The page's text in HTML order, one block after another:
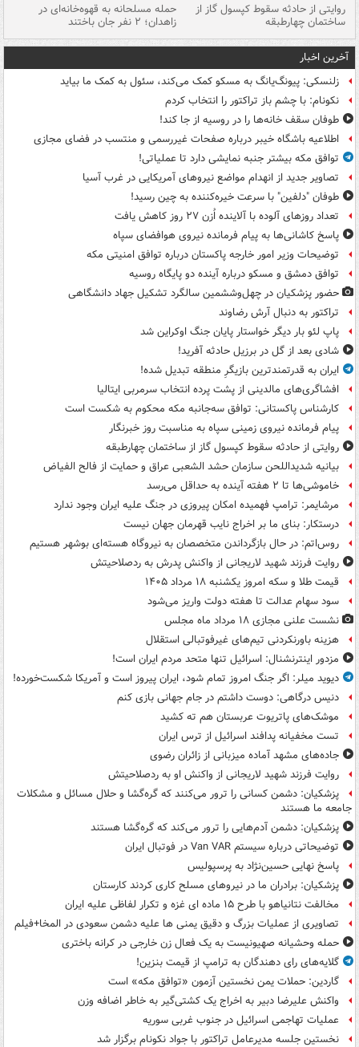
روایتی از حادثه سقوط کپسول گاز از
ساختمان چهارطبقه
حمله مسلحانه به قهوه‌خانه‌ای در
زاهدان؛ ۲ نفر جان باختند
آخرین اخبار
زلنسکی: پیونگ‌یانگ به مسکو کمک می‌کند، سئول به کمک ما بیاید
نکونام: با چشم باز تراکتور را انتخاب کردم
طوفان سقف خانه‌ها را در روسیه از جا ‌کند!
اطلاعیه باشگاه خیبر درباره صفحات غیررسمی و منتسب در فضای مجازی
توافق مکه بیشتر جنبه نمایشی دارد تا عملیاتی!
تصاویر جدید از انهدام مواضع نیروهای آمریکایی در غرب آسیا
طوفان "دلفین" با سرعت خیره‌کننده به چین رسید!
تعداد روزهای آلوده با آلاینده اُزن ۲۷ روز کاهش یافت
پاسخ کاشانی‌ها به پیام فرمانده نیروی هوافضای سپاه
توضیحات وزیر امور خارجه پاکستان درباره توافق امنیتی مکه
توافق دمشق و مسکو درباره آینده دو پایگاه روسیه
حضور پزشکیان در چهل‌وششمین سالگرد تشکیل جهاد دانشگاهی
تراکتور به دنبال آرش رضاوند
پاپ لئو بار دیگر خواستار پایان جنگ اوکراین شد
شادی بعد از گل در برزیل حادثه آفرید!
ایران به قدرتمندترین بازیگرِ منطقه تبدیل شده!
افشاگری‌های مالدینی از پشت پرده انتخاب سرمربی ایتالیا
کارشناس پاکستانی: توافق سه‌جانبه مکه محکوم به شکست است
پیام فرمانده نیروی زمینی سپاه به مناسبت روز خبرنگار
روایتی از حادثه سقوط کپسول گاز از ساختمان چهارطبقه
بیانیه شدیداللحن سازمان حشد الشعبی عراق و حمایت از فالح الفیاض
خاموشی‌ها تا ۲ هفته آینده به حداقل می‌رسد
مرشایمر: ترامپ فهمیده امکان پیروزی در جنگ علیه ایران وجود ندارد
درستکار: بنای ما بر اخراج نایب قهرمان جهان نیست
روس‌اتم: در حال بازگرداندن متخصصان به نیروگاه هسته‌ای بوشهر هستیم
روایت فرزند شهید لاریجانی از واکنش پدرش به ردصلاحیتش
قیمت طلا و سکه امروز یکشنبه ۱۸ مرداد ۱۴۰۵
سود سهام عدالت تا هفته دولت واریز می‌شود
نشست علنی مجازی ۱۸ مرداد ماه مجلس
هزینه باورنکردنی تیم‌های غیرفوتبالی استقلال
مزدور اینترنشنال: اسرائیل تنها متحد مردم ایران است!
دیوید میلر: اگر جنگ امروز تمام شود، ایران پیروز است و آمریکا شکست‌خورده!
دنیس درگاهی: دوست داشتم در جام جهانی بازی کنم
موشک‌های پاتریوت عربستان هم ته‌ کشید
تست مخفیانه پدافند اسرائیل از ترس ایران
جاده‌های مشهد آماده میزبانی از زائران رضوی
روایت فرزند شهید لاریجانی از واکنش او به ردصلاحیتش
پزشکیان: دشمن کسانی را ترور می‌کنند که گره‌گشا و حلال مسائل و مشکلات
جامعه ما هستند
پزشکیان: دشمن آدم‌هایی را ترور می‌کند که گره‌گشا هستند
توضیحاتی درباره سیستم Van VAR در فوتبال ایران
پاسخ نهایی حسین‌نژاد به پرسپولیس
پزشکیان: برادران ما در نیروهای مسلح کاری کردند کارستان
مخالفت نتانیاهو با طرح ۱۵ ماده ای غزه و تکرار لفاظی علیه ایران
تصاویری از عملیات بزرگ و دقیق یمنی ها علیه دشمن سعودی در المخا+فیلم
حمله وحشیانه صهیونیست به یک فعال زن خارجی در کرانه باختری
گلایه‌های رای دهندگان به ترامپ از قیمت بنزین!
گاردین: حملات یمن نخستین آزمون «توافق مکه» است
واکنش علیرضا دبیر به اخراج یک کشتی‌گیر به خاطر اضافه وزن
عملیات تهاجمی اسرائیل در جنوب غربی سوریه
نخستین جلسه مدیرعامل تراکتور با جواد نکونام برگزار شد